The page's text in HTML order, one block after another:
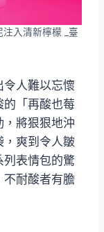
入清新檸檬 _臺
令人難以忘懷
的「再酸也莓
將狠狠地沖
，爽到令人皺
表情包的驚
不耐酸者有膽